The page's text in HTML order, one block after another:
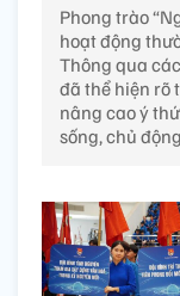
Phong trào
hoạt động
Thông qua
đã thể hiện rõ
nâng cao ý
sống, chủ